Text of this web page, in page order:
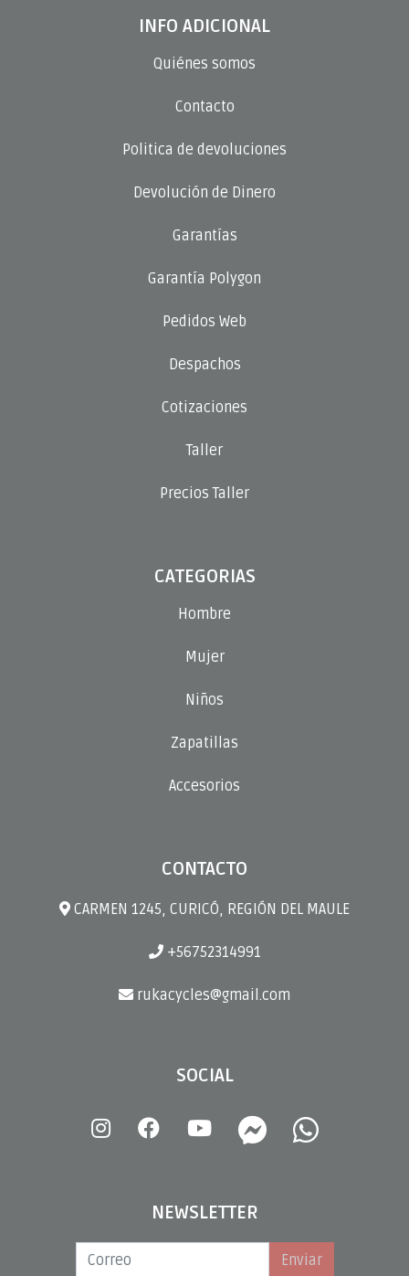
INFO ADICIONAL
Quiénes somos
Contacto
Politica de devoluciones
Devolución de Dinero
Garantías
Garantía Polygon
Pedidos Web
Despachos
Cotizaciones
Taller
Precios Taller
CATEGORIAS
Hombre
Mujer
Niños
Zapatillas
Accesorios
CONTACTO
CARMEN 1245, CURICÓ, REGIÓN DEL MAULE
+56752314991
rukacycles@gmail.com
SOCIAL
NEWSLETTER
Enviar